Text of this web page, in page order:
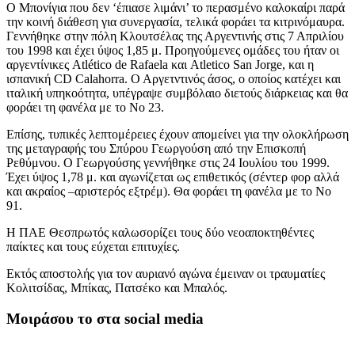
Ο Μπονίγια που δεν ‘έπιασε λιμάνι’ το περασμένο καλοκαίρι παρά
την κοινή διάθεση για συνεργασία, τελικά φοράει τα κιτρινόμαυρα.
Γεννήθηκε στην πόλη Κλουτσέλας της Αργεντινής στις 7 Απριλίου
του 1998 και έχει ύψος 1,85 μ. Προηγούμενες ομάδες του ήταν οι
αργεντίνικες Atlético de Rafaela και Atletico San Jorge, και η
ισπανική CD Calahorra. Ο Αργετντινός άσος, ο οποίος κατέχει και
ιταλική υπηκοότητα, υπέγραψε συμβόλαιο διετούς διάρκειας και θα
φοράει τη φανέλα με το Νο 23.
Επίσης, τυπικές λεπτομέρειες έχουν απομείνει για την ολοκλήρωση
της μεταγραφής του Σπύρου Γεωργούση από την Επισκοπή
Ρεθύμνου. Ο Γεωργούσης γεννήθηκε στις 24 Ιουλίου του 1999.
Έχει ύψος 1,78 μ. και αγωνίζεται ως επιθετικός (σέντερ φορ αλλά
και ακραίος –αριστερός εξτρέμ). Θα φοράει τη φανέλα με το Νο
91.
Η ΠΑΕ Θεσπρωτός καλωσορίζει τους δύο νεοαποκτηθέντες
παίκτες και τους εύχεται επιτυχίες.
Εκτός αποστολής για τον αυριανό αγώνα έμειναν οι τραυματίες
Κολιτσίδας, Μπίκας, Πατσέκο και Μπαλός.
Μοιράσου το στα social media